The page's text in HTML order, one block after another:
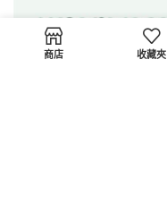
商店 收藏夾